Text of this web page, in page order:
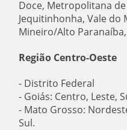
Doce, Metropolitana
Jequitinhonha, Vale do
Mineiro/Alto
Região Centro-Oeste
- Distrito Federal
- Goiás: Centro, Leste,
- Mato Grosso:
Sul.